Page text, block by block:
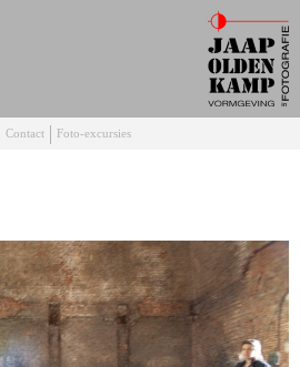
Contact Foto-excursies